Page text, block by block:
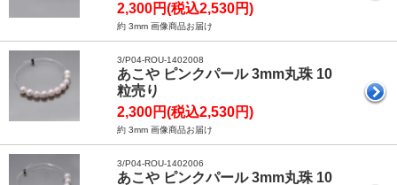
2,300円(税込2,530円)
約 3mm 画像商品お届け
3/P04-ROU-1402008
あこや ピンクパール 3mm丸珠 10
粒売り
2,300円(税込2,530円)
約 3mm 画像商品お届け
3/P04-ROU-1402006
あこや ピンクパール 3mm丸珠 10